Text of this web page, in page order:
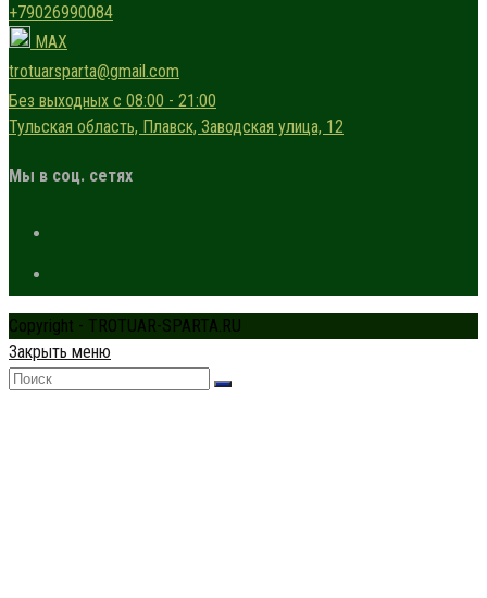
+79026990084
MAX
trotuarsparta@gmail.com
Без выходных с 08:00 - 21:00
Тульская область, Плавск, Заводская улица, 12
Мы в соц. сетях
Copyright - TROTUAR-SPARTA.RU
Закрыть меню